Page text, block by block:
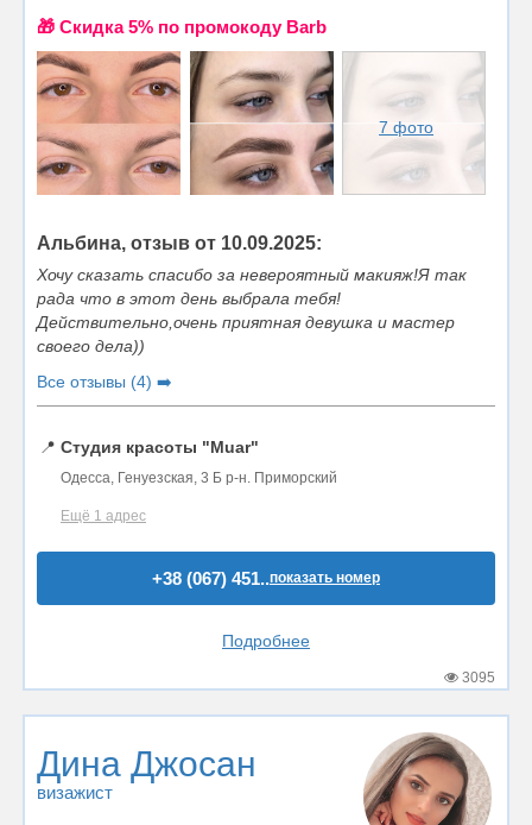
🎁 Cкидка 5% по промокоду Barb
7 фото
Альбина, отзыв от 10.09.2025:
Хочу сказать спасибо за невероятный макияж!Я так
рада что в этот день выбрала тебя!
Действительно,очень приятная девушка и мастер
своего дела))
Все отзывы (4) ➡️
📍 Студия красоты "Muar"
Одесса, Генуезская, 3 Б р-н. Приморский
Ещё 1 адрес
+38 (067) 451..показать номер
Подробнее
3095
Дина Джосан
визажист